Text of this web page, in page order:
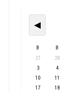
◀
B B
27 28
3
4
10
11
17
18